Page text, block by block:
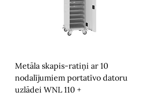
Metāla skapis-ratiņi ar 10
nodalījumiem portatīvo datoru
uzlādei WNL 110 +